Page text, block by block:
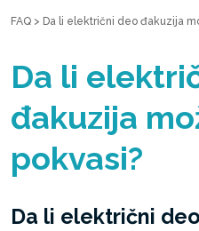
FAQ > Da li električni deo đakuzija
Da li
đakuzija
pokvasi?
Da li električni